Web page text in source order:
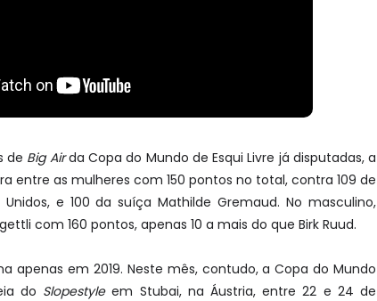
de Big Airda Copa do Mundo de Esqui Livre já disputadas, a
entre as mulheres com 150 pontos no total, contra 109 de
Unidos, e 100 da suíça Mathilde Gremaud. No masculino,
com 160 pontos, apenas 10 a mais do que Birk Ruud.
apenas em 2019. Neste mês, contudo, a Copa do Mundo
do Slopestyleem Stubai, na Áustria, entre 22 e 24 de